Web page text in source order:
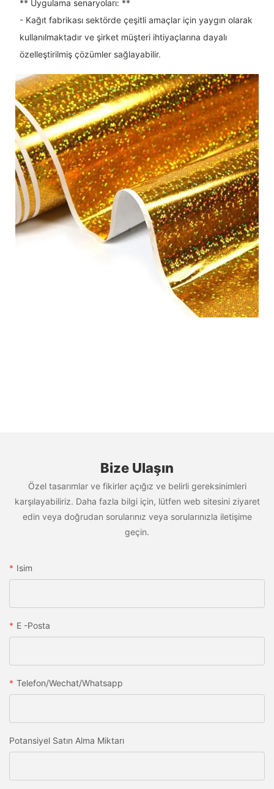
** Uygulama senaryoları: **
- Kağıt fabrikası sektörde çeşitli amaçlar için yaygın olarak
kullanılmaktadır ve şirket müşteri ihtiyaçlarına dayalı
özelleştirilmiş çözümler sağlayabilir.
Bize Ulaşın
Özel tasarımlar ve fikirler açığız ve belirli gereksinimleri
karşılayabiliriz. Daha fazla bilgi için, lütfen web sitesini ziyaret
edin veya doğrudan sorularınız veya sorularınızla iletişime
geçin.
Isim
E -posta
Telefon/wechat/whatsapp
Potansiyel Satın Alma Miktarı